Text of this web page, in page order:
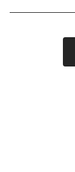
水ようかん [夏